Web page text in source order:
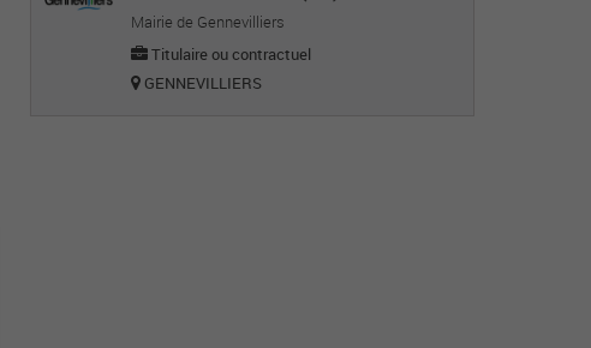
Mairie de Gennevilliers
Titulaire ou contractuel
GENNEVILLIERS